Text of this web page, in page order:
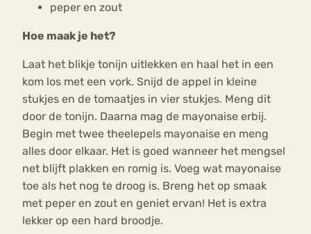
peper en zout
Hoe maak je het?
Laat het blikje tonijn uitlekken en haal het in een
kom los met een vork. Snijd de appel in kleine
stukjes en de tomaatjes in vier stukjes. Meng dit
door de tonijn. Daarna mag de mayonaise erbij.
Begin met twee theelepels mayonaise en meng
alles door elkaar. Het is goed wanneer het mengsel
net blijft plakken en romig is. Voeg wat mayonaise
toe als het nog te droog is. Breng het op smaak
met peper en zout en geniet ervan! Het is extra
lekker op een hard broodje.